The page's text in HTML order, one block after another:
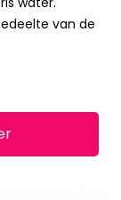
van de